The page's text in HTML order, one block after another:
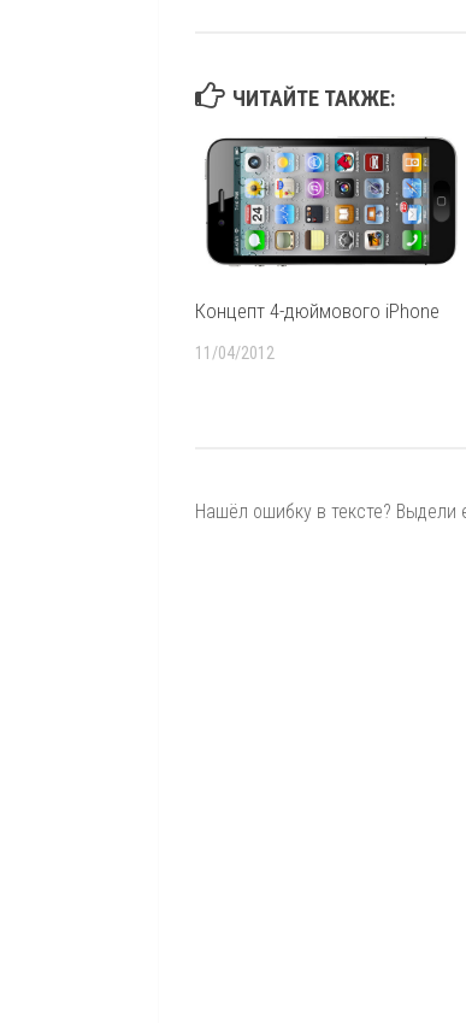
ЧИТАЙТЕ ТАКЖЕ:
Концепт 4-дюймового iPhone
11/04/2012
Нашёл ошибку в тексте?